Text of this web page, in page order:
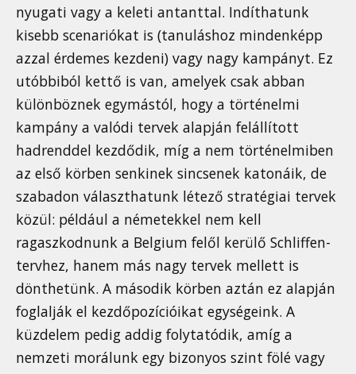
nyugati vagy a keleti antanttal. Indíthatunk
kisebb scenariókat is (tanuláshoz mindenképp
azzal érdemes kezdeni) vagy nagy kampányt. Ez
utóbbiból kettő is van, amelyek csak abban
különböznek egymástól, hogy a történelmi
kampány a valódi tervek alapján felállított
hadrenddel kezdődik, míg a nem történelmiben
az első körben senkinek sincsenek katonáik, de
szabadon választhatunk létező stratégiai tervek
közül: például a németekkel nem kell
ragaszkodnunk a Belgium felől kerülő Schliffen-
tervhez, hanem más nagy tervek mellett is
dönthetünk. A második körben aztán ez alapján
foglalják el kezdőpozícióikat egységeink. A
küzdelem pedig addig folytatódik, amíg a
nemzeti morálunk egy bizonyos szint fölé vagy